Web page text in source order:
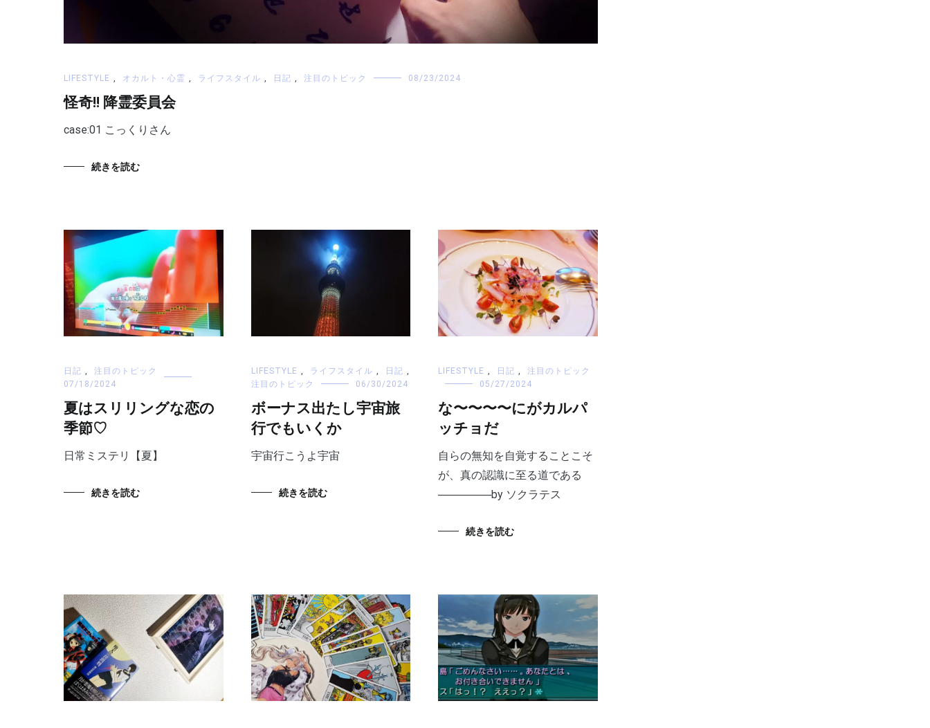
LIFESTYLE , オカルト・心霊 , ライフスタイル , 日記 , 注目のトピック 08/23/2024
怪奇!! 降霊委員会
case:01 こっくりさん
続きを読む
日記 ,
注目のトピック
07/18/2024
夏はスリリングな恋の
季節♡
日常ミステリ【夏】
続きを読む
LIFESTYLE , ライフスタイル , 日記 ,
注目のトピック
06/30/2024
ボーナス出たし宇宙旅
行でもいくか
宇宙行こうよ宇宙
続きを読む
LIFESTYLE , 日記 ,
注目のトピック
05/27/2024
な〜〜〜〜にがカルパ
ッチョだ
自らの無知を自覚することこそ
が、真の認識に至る道である​
───────by ソクラテス
続きを読む